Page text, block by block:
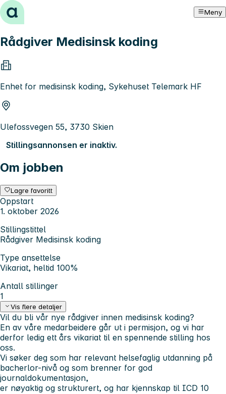
Hopp til innhold Meny
Rådgiver Medisinsk koding
Enhet for medisinsk koding, Sykehuset Telemark HF
Ulefossvegen 55, 3730 Skien
Stillingsannonsen er inaktiv.
Om jobben
Lagre favoritt
Oppstart
1. oktober 2026
Stillingstittel
Rådgiver Medisinsk koding
Type ansettelse
Vikariat, heltid 100%
Antall stillinger
1
Vis flere detaljer
Vil du bli vår nye rådgiver innen medisinsk koding?
En av våre medarbeidere går ut i permisjon, og vi har
derfor ledig ett års vikariat til en spennende stilling hos
oss.
Vi søker deg som har relevant helsefaglig utdanning på
bacherlor-nivå og som brenner for god
journaldokumentasjon,
er nøyaktig og strukturert, og har kjennskap til ICD 10